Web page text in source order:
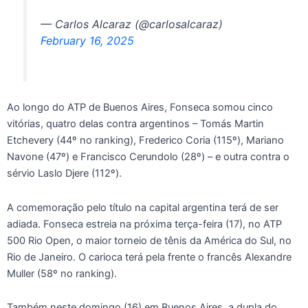
— Carlos Alcaraz (@carlosalcaraz)
February 16, 2025
Ao longo do ATP de Buenos Aires, Fonseca somou cinco
vitórias, quatro delas contra argentinos – Tomás Martin
Etchevery (44º no ranking), Frederico Coria (115º), Mariano
Navone (47º) e Francisco Cerundolo (28º) – e outra contra o
sérvio Laslo Djere (112º).
A comemoração pelo título na capital argentina terá de ser
adiada. Fonseca estreia na próxima terça-feira (17), no ATP
500 Rio Open, o maior torneio de tênis da América do Sul, no
Rio de Janeiro. O carioca terá pela frente o francês Alexandre
Muller (58º no ranking).